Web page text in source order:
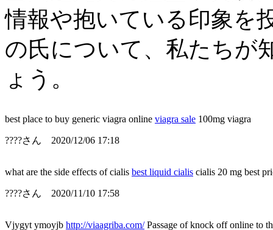
情報や抱いている印象を
の氏について、私たちが
ょう。
best place to buy generic viagra online viagra sale 100mg viagra
????さん 2020/12/06 17:18
what are the side effects of cialis best liquid cialis cialis 20 mg best
????さん 2020/11/10 17:58
Vjygyt ymoyjb http://viaagriba.com/Passage of knock off online to